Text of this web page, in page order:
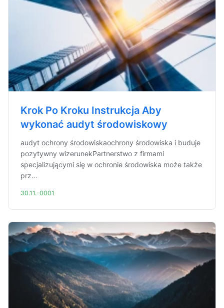
Krok Po Kroku Instrukcja Aby
wykonać audyt środowiskowy
audyt ochrony środowiskaochrony środowiska i buduje
pozytywny wizerunekPartnerstwo z firmami
specjalizującymi się w ochronie środowiska może także
prz...
30.11.-0001